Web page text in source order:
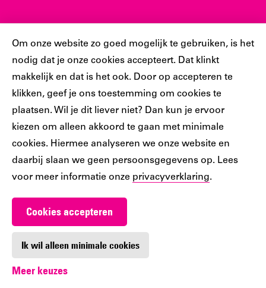
Cookiebar
Om onze website zo goed mogelijk te gebruiken, is het
nodig dat je onze cookies accepteert. Dat klinkt
makkelijk en dat is het ook. Door op accepteren te
klikken, geef je ons toestemming om cookies te
plaatsen. Wil je dit liever niet? Dan kun je ervoor
kiezen om alleen akkoord te gaan met minimale
cookies. Hiermee analyseren we onze website en
daarbij slaan we geen persoonsgegevens op. Lees
voor meer informatie onze privacyverklaring.
Cookies accepteren
Ik wil alleen minimale cookies
Meer keuzes
Sociaal
Volg jij ons al?
Ons
account
Ons
account
Ons
Instagram
account
Ons
account
Ons
account
Werken bij De Nieuwe Bibliotheek
Digitoegankelijkheid